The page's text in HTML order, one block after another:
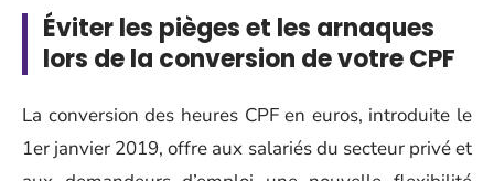
Éviter les pièges et les arnaques
lors de la conversion de votre CPF
La conversion des heures CPF en euros, introduite le
1er janvier 2019, offre aux salariés du secteur privé et